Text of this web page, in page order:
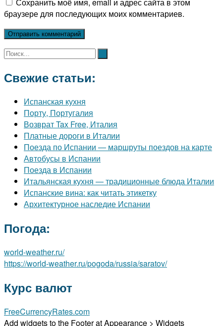
Сохранить моё имя, email и адрес сайта в этом
браузере для последующих моих комментариев.
Свежие статьи:
Испанская кухня
Порту, Португалия
Возврат Tax Free, Италия
Платные дороги в Италии
Поезда по Испании — маршруты поездов на карте
Автобусы в Испании
Поезда в Испании
Итальянская кухня — традиционные блюда Италии
Испанские вина: как читать этикетку
Архитектурное наследие Испании
Погода:
world-weather.ru/
https://world-weather.ru/pogoda/russia/saratov/
Курс валют
FreeCurrencyRates.com
Add widgets to the Footer at Appearance > Widgets